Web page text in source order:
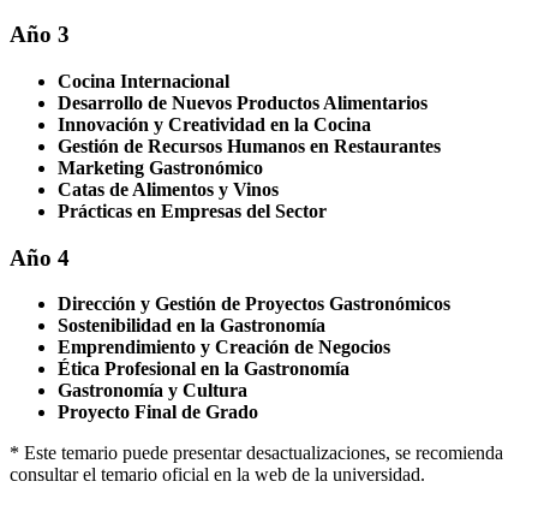
Año 3
Cocina Internacional
Desarrollo de Nuevos Productos Alimentarios
Innovación y Creatividad en la Cocina
Gestión de Recursos Humanos en Restaurantes
Marketing Gastronómico
Catas de Alimentos y Vinos
Prácticas en Empresas del Sector
Año 4
Dirección y Gestión de Proyectos Gastronómicos
Sostenibilidad en la Gastronomía
Emprendimiento y Creación de Negocios
Ética Profesional en la Gastronomía
Gastronomía y Cultura
Proyecto Final de Grado
* Este temario puede presentar desactualizaciones, se recomienda
consultar el temario oficial en la web de la universidad.